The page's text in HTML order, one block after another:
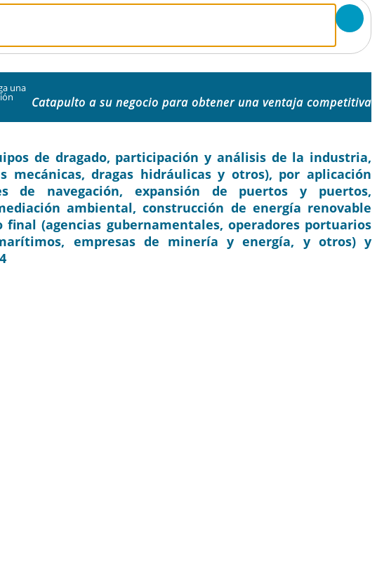
una
Catapulto a su negocio para obtener una ventaja competitiva
de dragado, participación y análisis de la industria,
mecánicas, dragas hidráulicas y otros), por aplicación
de navegación, expansión de puertos y puertos,
ambiental, construcción de energía renovable
(agencias gubernamentales, operadores portuarios
empresas de minería y energía, y otros) y